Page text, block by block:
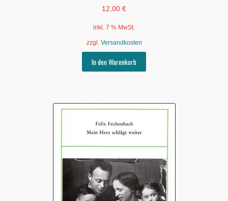
12,00 €
inkl. 7 % MwSt.
zzgl. Versandkosten
In den Warenkorb